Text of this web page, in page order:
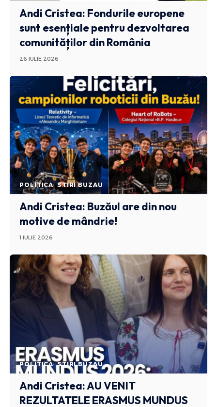
Andi Cristea: Fondurile europene
sunt esențiale pentru dezvoltarea
comunităților din România
26 IULIE 2026
POLITICA STIRI BUZAU
Andi Cristea: Buzăul are din nou
motive de mândrie!
1 IULIE 2026
POLITICA STIRI BUZAU
Andi Cristea: AU VENIT
REZULTATELE ERASMUS MUNDUS